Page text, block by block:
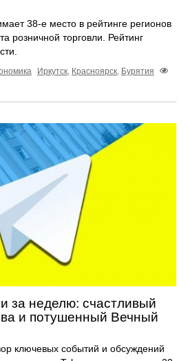
38‑е место в рейтинге регионов
розничной торговли. Рейтинг
Иркутск Красноярск Бурятия
за неделю: счастливый
и потушенный Вечный
ключевых событий и обсуждений